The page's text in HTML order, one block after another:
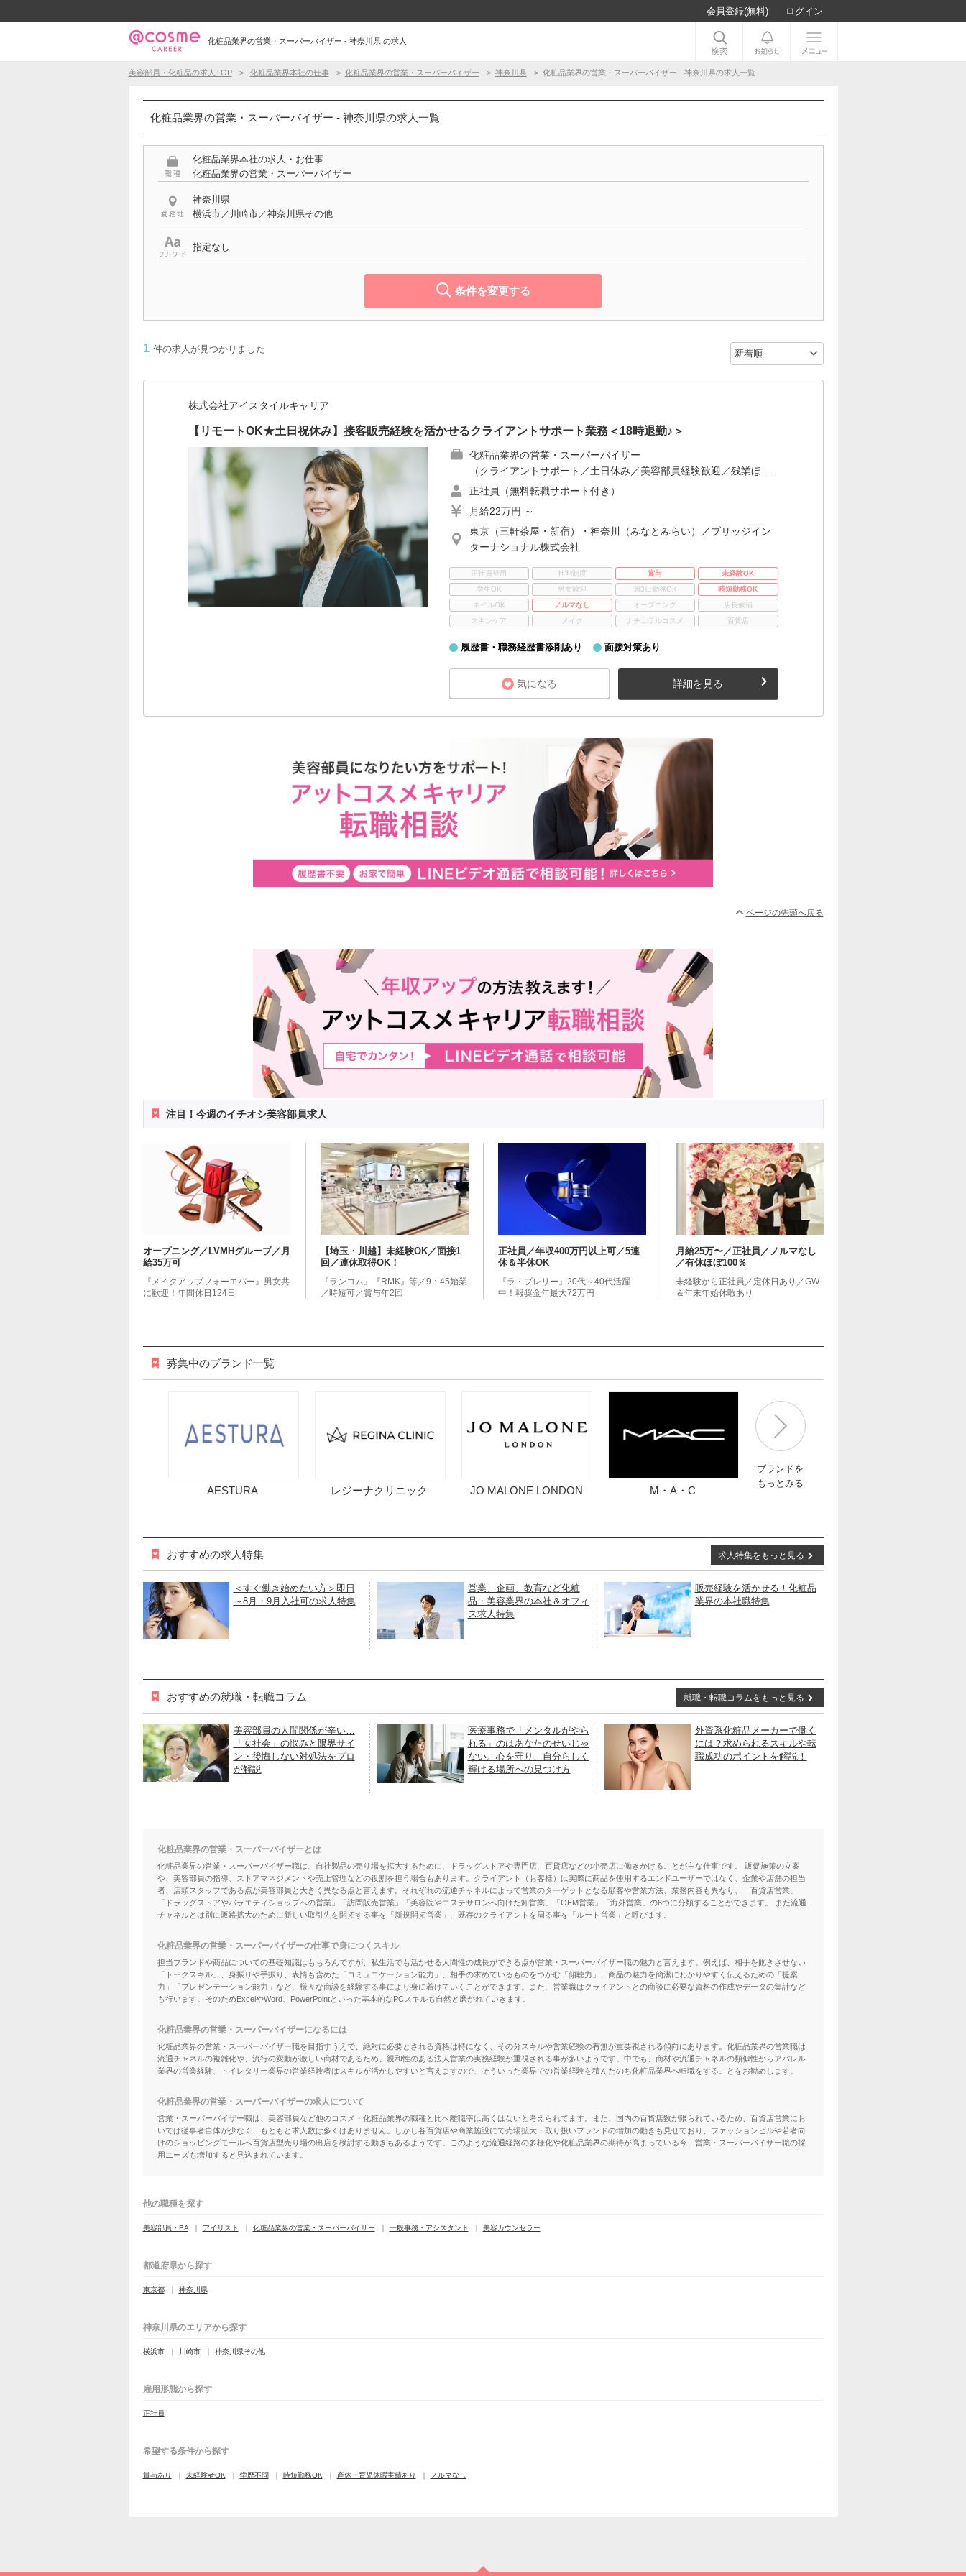
会員登録(無料) ログイン
化粧品業界の営業・スーパーバイザー - 神奈川県 の求人
美容部員・化粧品の求人TOP 化粧品業界本社の仕事 化粧品業界の営業・スーパーバイザー 神奈川県 化粧品業界の営業・スーパーバイザー - 神奈川県の求人一覧
化粧品業界の営業・スーパーバイザー - 神奈川県の求人一覧
化粧品業界本社の求人・お仕事
化粧品業界の営業・スーパーバイザー
神奈川県
横浜市／川崎市／神奈川県その他
指定なし
条件を変更する
1 件の求人が見つかりました
株式会社アイスタイルキャリア
【リモートOK★土日祝休み】接客販売経験を活かせるクライアントサポート業務＜18時退勤♪＞
化粧品業界の営業・スーパーバイザー
（クライアントサポート／土日休み／美容部員経験歓迎／残業ほ …
正社員（無料転職サポート付き）
月給22万円 ～
東京（三軒茶屋・新宿）・神奈川（みなとみらい）／ブリッジイン
ターナショナル株式会社
正社員登用 社割制度 賞与
未経験OK
学生OK
男女歓迎 週3日勤務OK
時短勤務OK
ネイルOK
ノルマなし オープニング
店長候補
スキンケア
メイク ナチュラルコスメ 百貨店
履歴書・職務経歴書添削あり 面接対策あり
気になる 詳細を見る
ページの先頭へ戻る
注目！今週のイチオシ美容部員求人
オープニング／LVMHグループ／月
給35万可
『メイクアップフォーエバー』男女共
に歓迎！年間休日124日
【埼玉・川越】未経験OK／面接1
回／連休取得OK！
『ランコム』『RMK』等／9：45始業
／時短可／賞与年2回
正社員／年収400万円以上可／5連
休＆半休OK
『ラ・プレリー』20代～40代活躍
中！報奨金年最大72万円
月給25万〜／正社員／ノルマなし
／有休ほぼ100％
未経験から正社員／定休日あり／GW
＆年末年始休暇あり
募集中のブランド一覧
AESTURA レジーナクリニック JO MALONE LONDON M・A・C
ブランドを
もっとみる
おすすめの求人特集
＜すぐ働き始めたい方＞即日
～8月・9月入社可の求人特集
営業、企画、教育など化粧
品・美容業界の本社＆オフィ
ス求人特集
販売経験を活かせる！化粧品
業界の本社職特集
求人特集をもっと見る
おすすめの就職・転職コラム
美容部員の人間関係が辛い…
「女社会」の悩みと限界サイ
ン・後悔しない対処法をプロ
が解説
医療事務で「メンタルがやら
れる」のはあなたのせいじゃ
ない。心を守り、自分らしく
輝ける場所への見つけ方
外資系化粧品メーカーで働く
には？求められるスキルや転
職成功のポイントを解説！
就職・転職コラムをもっと見る
化粧品業界の営業・スーパーバイザーとは
化粧品業界の営業・スーパーバイザー職は、自社製品の売り場を拡大するために、ドラッグストアや専門店、百貨店などの小売店に働きかけることが主な仕事です。 販促施策の立案
や、美容部員の指導、ストアマネジメントや売上管理などの役割を担う場合もあります。クライアント（お客様）は実際に商品を使用するエンドユーザーではなく、企業や店舗の担当
者、店頭スタッフである点が美容部員と大きく異なる点と言えます。それぞれの流通チャネルによって営業のターゲットとなる顧客や営業方法、業務内容も異なり、「百貨店営業」
「ドラッグストアやバラエティショップへの営業」「訪問販売営業」「美容院やエステサロンへ向けた卸営業」「OEM営業」「海外営業」の6つに分類することができます。 また流通
チャネルとは別に販路拡大のために新しい取引先を開拓する事を「新規開拓営業」、既存のクライアントを周る事を「ルート営業」と呼びます。
化粧品業界の営業・スーパーバイザーの仕事で身につくスキル
担当ブランドや商品についての基礎知識はもちろんですが、私生活でも活かせる人間性の成長ができる点が営業・スーパーバイザー職の魅力と言えます。例えば、相手を飽きさせない
「トークスキル」、身振りや手振り、表情も含めた「コミュニケーション能力」、相手の求めているものをつかむ「傾聴力」、商品の魅力を簡潔にわかりやすく伝えるための「提案
力」「プレゼンテーション能力」など、様々な商談を経験する事により身に着けていくことができます。また、営業職はクライアントとの商談に必要な資料の作成やデータの集計など
も行います。そのためExcelやWord、PowerPointといった基本的なPCスキルも自然と磨かれていきます。
化粧品業界の営業・スーパーバイザーになるには
化粧品業界の営業・スーパーバイザー職を目指すうえで、絶対に必要とされる資格は特になく、その分スキルや営業経験の有無が重要視される傾向にあります。化粧品業界の営業職は
流通チャネルの複雑化や、流行の変動が激しい商材であるため、親和性のある法人営業の実務経験が重視される事が多いようです。中でも、商材や流通チャネルの類似性からアパレル
業界の営業経験、トイレタリー業界の営業経験者はスキルが活かしやすいと言えますので、そういった業界での営業経験を積んだのち化粧品業界へ転職をすることをお勧めします。
化粧品業界の営業・スーパーバイザーの求人について
営業・スーパーバイザー職は、美容部員など他のコスメ・化粧品業界の職種と比べ離職率は高くはないと考えられてます。また、国内の百貨店数が限られているため、百貨店営業にお
いては従事者自体が少なく、もともと求人数は多くはありません。しかし各百貨店や商業施設にて売場拡大・取り扱いブランドの増加の動きも見せており、ファッションビルや若者向
けのショッピングモールへ百貨店型売り場の出店を検討する動きもあるようです。このような流通経路の多様化や化粧品業界の期待が高まっている今、営業・スーパーバイザー職の採
用ニーズも増加すると見込まれています。
他の職種を探す
美容部員・BA アイリスト 化粧品業界の営業・スーパーバイザー 一般事務・アシスタント 美容カウンセラー
都道府県から探す
東京都 神奈川県
神奈川県のエリアから探す
横浜市 川崎市 神奈川県その他
雇用形態から探す
正社員
希望する条件から探す
賞与あり 未経験者OK 学歴不問 時短勤務OK 産休・育児休暇実績あり ノルマなし